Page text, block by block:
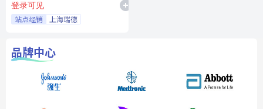
Incorporated
登录可见
站点经销 上海瑞德
品牌中心